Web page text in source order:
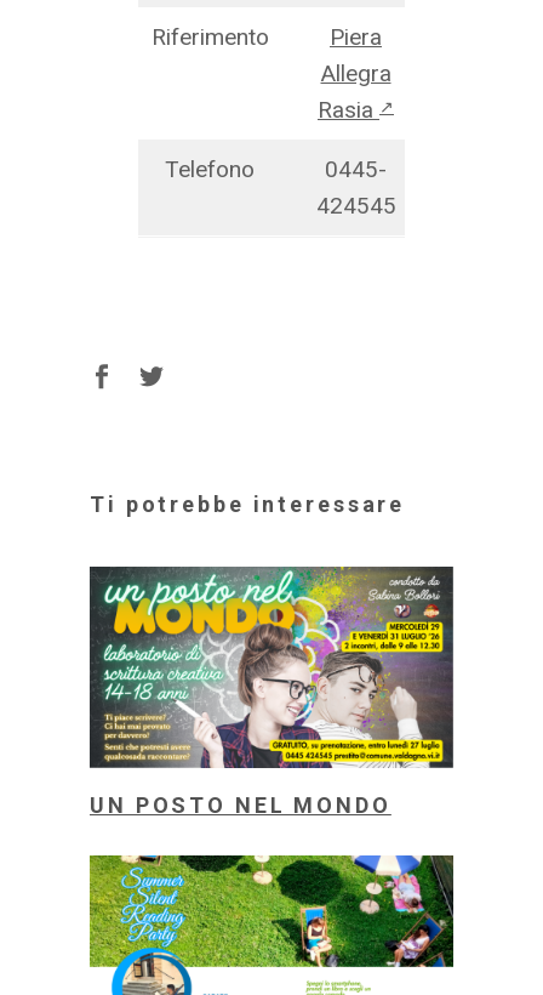
Riferimento
Piera
Allegra
Rasia ↗
Telefono
0445-
424545
Ti potrebbe interessare
UN POSTO NEL MONDO